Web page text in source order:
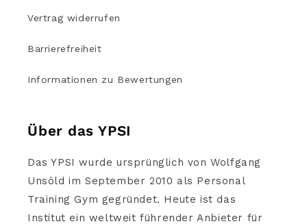
Vertrag widerrufen
Barrierefreiheit
Informationen zu Bewertungen
Über das YPSI
Das YPSI wurde ursprünglich von Wolfgang
Unsöld im September 2010 als Personal
Training Gym gegründet. Heute ist das
Institut ein weltweit führender Anbieter für